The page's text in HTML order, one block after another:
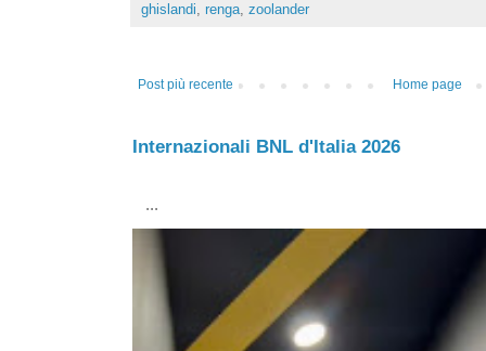
ghislandi, renga, zoolander
Post più recente Home page
Internazionali BNL d'Italia 2026
...